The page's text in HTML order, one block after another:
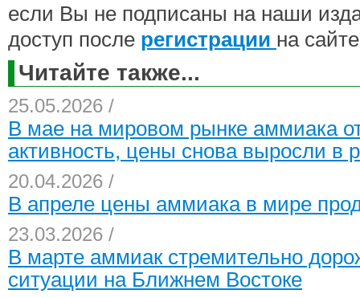
если Вы не подписаны на наши
доступ после регистрации на сайте
Читайте также...
25.05.2026 /
В мае на мировом рынке аммиака
активность, цены снова выросли в
20.04.2026 /
В апреле цены аммиака в мире
23.03.2026 /
В марте аммиак стремительно
ситуации на Ближнем Востоке